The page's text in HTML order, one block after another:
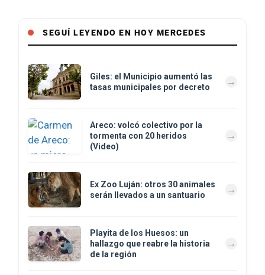
SEGUÍ LEYENDO EN HOY MERCEDES
Giles: el Municipio aumentó las
tasas municipales por decreto
Areco: volcó colectivo por la
tormenta con 20 heridos
(Video)
Ex Zoo Luján: otros 30 animales
serán llevados a un santuario
Playita de los Huesos: un
hallazgo que reabre la historia
de la región